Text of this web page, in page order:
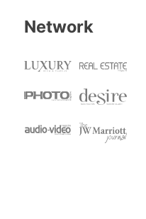
Network